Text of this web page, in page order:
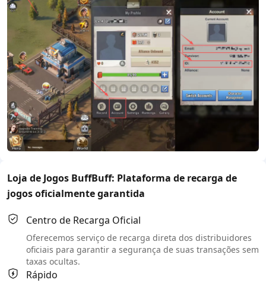
Loja de Jogos BuffBuff: Plataforma de recarga de
jogos oficialmente garantida
Centro de Recarga Oficial
Oferecemos serviço de recarga direta dos distribuidores
oficiais para garantir a segurança de suas transações sem
taxas ocultas.
Rápido